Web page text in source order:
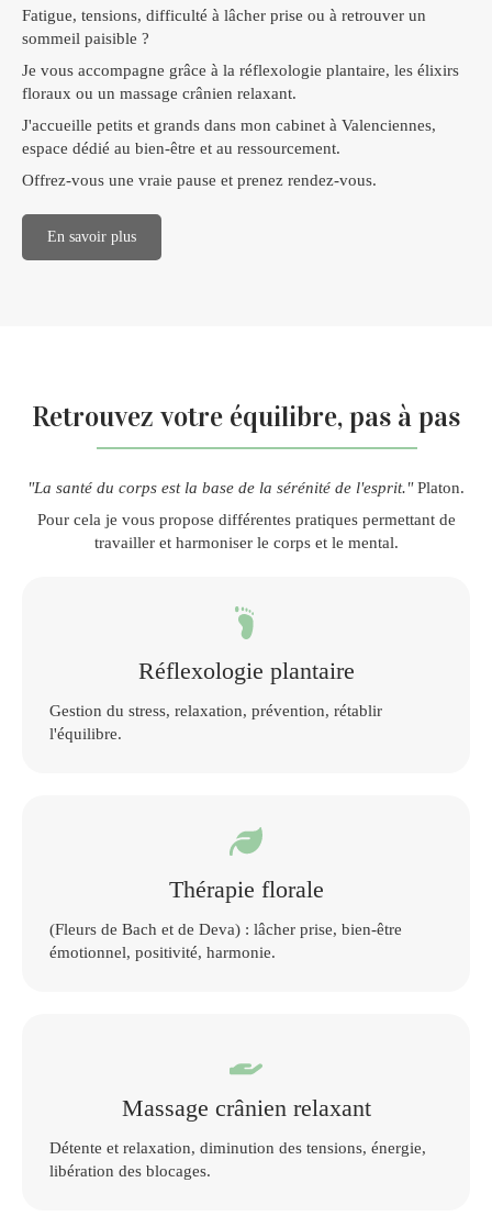
Fatigue, tensions, difficulté à lâcher prise ou à retrouver un
sommeil paisible ?
Je vous accompagne grâce à la réflexologie plantaire, les élixirs
floraux ou un massage crânien relaxant.
J'accueille petits et grands dans mon cabinet à Valenciennes,
espace dédié au bien-être et au ressourcement.
Offrez-vous une vraie pause et prenez rendez-vous.
En savoir plus
Retrouvez votre équilibre, pas à pas
"La santé du corps est la base de la sérénité de l'esprit."Platon.
Pour cela je vous propose différentes pratiques permettant de
travailler et harmoniser le corps et le mental.
Réflexologie plantaire
Gestion du stress, relaxation, prévention, rétablir
l'équilibre.
Thérapie florale
(Fleurs de Bach et de Deva) : lâcher prise, bien-être
émotionnel, positivité, harmonie.
Massage crânien relaxant
Détente et relaxation, diminution des tensions, énergie,
libération des blocages.